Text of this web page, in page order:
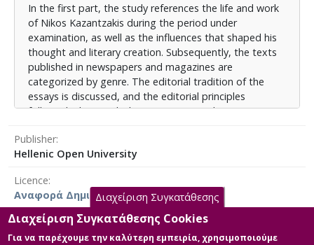
In the first part, the study references the life and work
of Nikos Kazantzakis during the period under
examination, as well as the influences that shaped his
thought and literary creation. Subsequently, the texts
published in newspapers and magazines are
categorized by genre. The editorial tradition of the
essays is discussed, and the editorial principles
followed, along with the corrections and interventions
proposed edition of the youthful essays is presented,
featuring brief introductory notes and a glossary of
Publisher
Hellenic Open University
Licence
Αναφορά Δημιουργού 4.0 Διεθνές
Διαχείριση Συγκατάθεσης
Διαχείριση Συγκατάθεσης Cookies
Για να παρέχουμε την καλύτερη εμπειρία, χρησιμοποιούμε